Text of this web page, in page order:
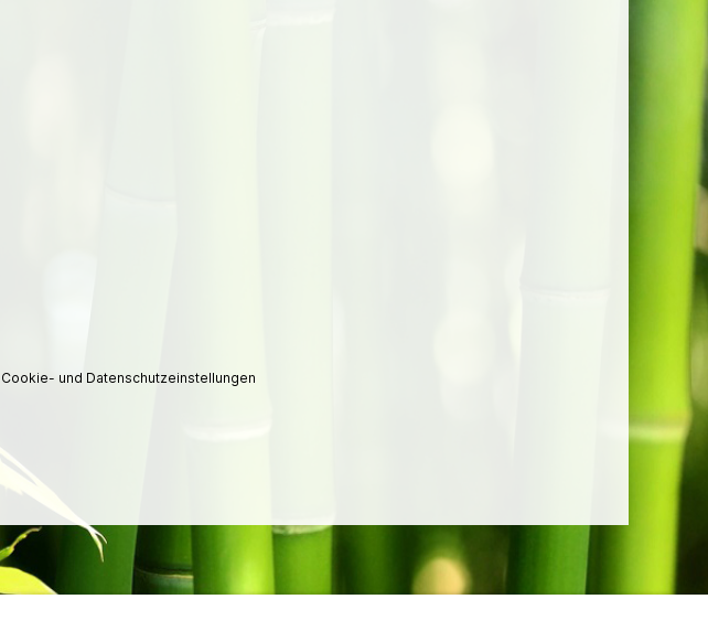
Cookie- und Datenschutzeinstellungen